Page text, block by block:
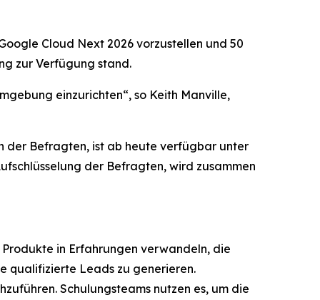
Cloud Next 2026 vorzustellen und 50
zur Verfügung stand.
einzurichten“, so Keith Manville,
der Befragten, ist ab heute verfügbar unter
der Befragten, wird zusammen
in Erfahrungen verwandeln, die
qualifizierte Leads zu generieren.
Schulungsteams nutzen es, um die